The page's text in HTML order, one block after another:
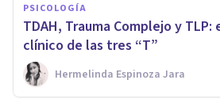
PSICOLOGÍA
TDAH, Trauma Complejo y
clínico de las tres “T”
Hermelinda Espinoza Jara